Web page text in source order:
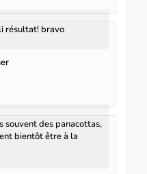
résultat! bravo
souvent des panacottas,
bientôt être à la